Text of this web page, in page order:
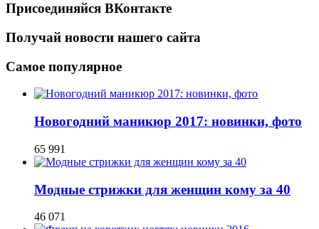
Присоединяйся ВКонтакте
Получай новости нашего сайта
Самое популярное
Новогодний маникюр 2017: новинки, фото
65 991
Модные стрижки для женщин кому за 40
46 071